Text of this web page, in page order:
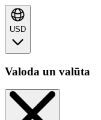
USD
Valoda un valūta